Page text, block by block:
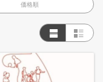
価格順